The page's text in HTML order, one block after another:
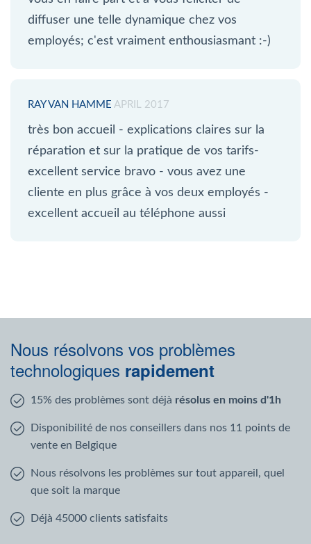
diffuser une telle dynamique chez vos
employés; c'est vraiment enthousiasmant :-)
RAY VAN HAMME APRIL 2017
très bon accueil - explications claires sur la
réparation et sur la pratique de vos tarifs-
excellent service bravo - vous avez une
cliente en plus grâce à vos deux employés -
excellent accueil au téléphone aussi
Nous résolvons vos problèmes
technologiques rapidement
15% des problèmes sont déjà résolus en moins d'1h
Disponibilité de nos conseillers dans nos 11 points de
vente en Belgique
Nous résolvons les problèmes sur tout appareil, quel
que soit la marque
Déjà 45000 clients satisfaits